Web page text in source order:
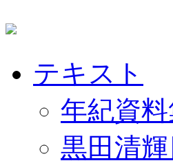
テキスト
年紀資
黒田清